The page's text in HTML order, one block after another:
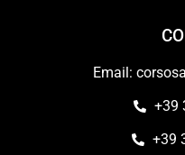
Email:
+39
+39